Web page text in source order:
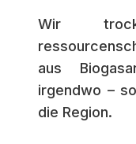
Wir
aus
irgendwo –
die Region.